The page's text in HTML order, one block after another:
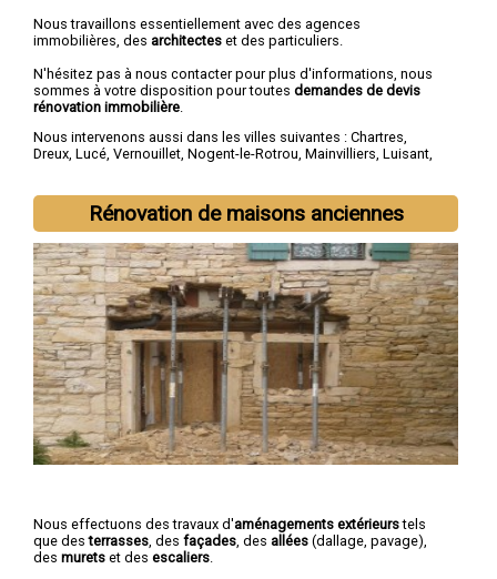
Nous travaillons essentiellement avec des agences
immobilières, des architectes et des particuliers.
N'hésitez pas à nous contacter pour plus d'informations, nous
sommes à votre disposition pour toutes demandes de devis
rénovation immobilière
Nous intervenons aussi dans les villes suivantes : Chartres,
Dreux, Lucé, Vernouillet, Nogent-le-Rotrou, Mainvilliers, Luisant,
Rénovation de maisons anciennes
Nous effectuons des travaux d'aménagements extérieurstels
que desterrasses , des façades , des allées (dallage, pavage),
des murets et des escaliers